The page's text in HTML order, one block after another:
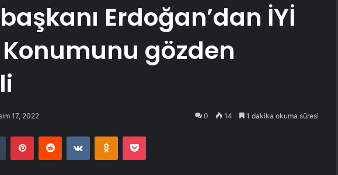
Erdoğan’dan İYİ
Konumunu gözden
17, 2022 0 14 1 dakika okuma süresi
Tumblr PinterestReddit VKontakteOdnoklassniki
Pocket